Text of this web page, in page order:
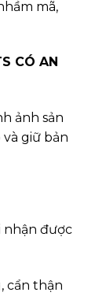
mã,
CÓ AN
ảnh sản
giữ bản
nhận được
cẩn thận